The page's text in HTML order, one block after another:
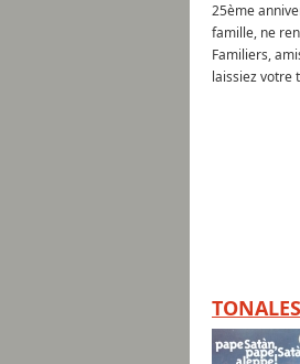
25ème
famille, ne
Familiers,
laissiez votre